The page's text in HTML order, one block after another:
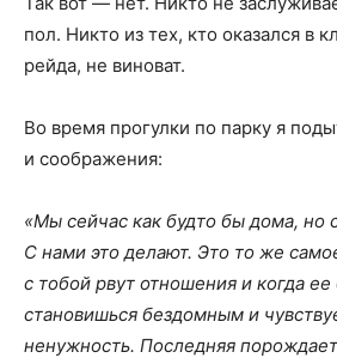
пол. Никто из тех, кто оказался в
рейда, не виноват.
Во время прогулки по парку я
и соображения:
«Мы сейчас как будто бы дома, но
С нами это делают. Это то же
с тобой рвут отношения и когда
становишься бездомным и
ненужность. Последняя